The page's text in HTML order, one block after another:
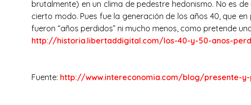
brutalmente) en un clima de pedestre hedonismo. No es
cierto modo. Pues fue la generación de los años 40, que
fueron “años perdidos” ni mucho menos, como pretende
http://historia.libertaddigital.com/los-40-y-50-anos-
Fuente: http://www.intereconomia.com/blog/presente-